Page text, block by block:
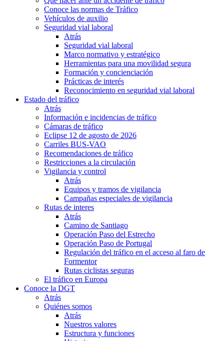
Conoce las normas de Tráfico
Vehículos de auxilio
Seguridad vial laboral
Atrás
Seguridad vial laboral
Marco normativo y estratégico
Herramientas para una movilidad segura
Formación y concienciación
Prácticas de interés
Reconocimiento en seguridad vial laboral
Estado del tráfico
Atrás
Información e incidencias de tráfico
Cámaras de tráfico
Eclipse 12 de agosto de 2026
Carriles BUS-VAO
Recomendaciones de tráfico
Restricciones a la circulación
Vigilancia y control
Atrás
Equipos y tramos de vigilancia
Campañas especiales de vigilancia
Rutas de interes
Atrás
Camino de Santiago
Operación Paso del Estrecho
Operación Paso de Portugal
Regulación del tráfico en el acceso al faro de
Formentor
Rutas ciclistas seguras
El tráfico en Europa
Conoce la DGT
Atrás
Quiénes somos
Atrás
Nuestros valores
Estructura y funciones